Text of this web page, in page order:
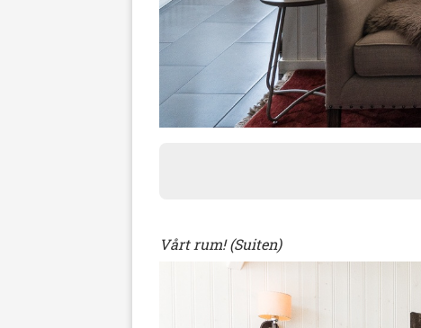
Vårt rum! (Suiten)